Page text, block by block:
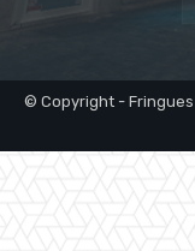
© Copyright -